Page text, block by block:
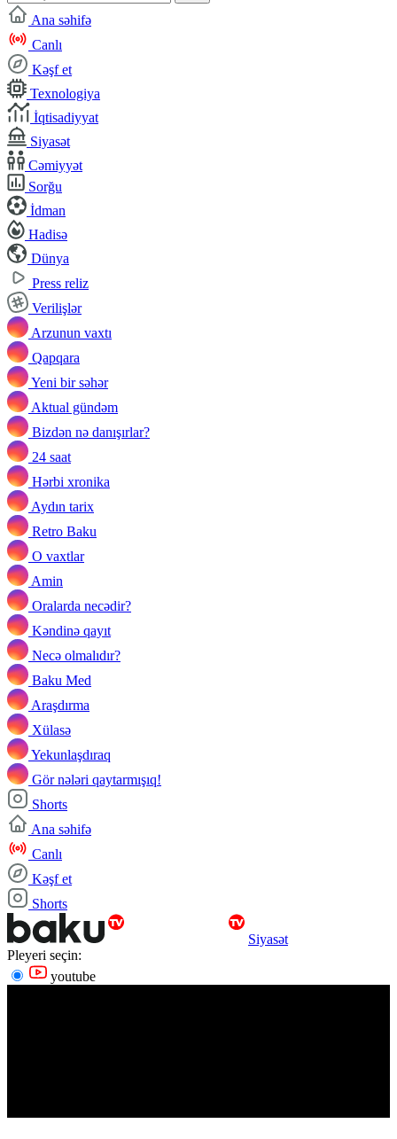
Ana səhifə
Canlı
Kəşf et
Texnologiya
İqtisadiyyat
Siyasət
Cəmiyyət
Sorğu
İdman
Hadisə
Dünya
Press reliz
Verilişlər
Arzunun vaxtı
Qapqara
Yeni bir səhər
Aktual gündəm
Bizdən nə danışırlar?
24 saat
Hərbi xronika
Aydın tarix
Retro Baku
O vaxtlar
Amin
Oralarda necədir?
Kəndinə qayıt
Necə olmalıdır?
Baku Med
Araşdırma
Xülasə
Yekunlaşdıraq
Gör nələri qaytarmışıq!
Shorts
Ana səhifə
Canlı
Kəşf et
Shorts
Siyasət
Pleyeri seçin:
youtube